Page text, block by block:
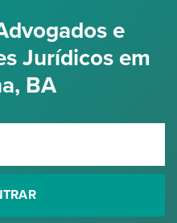
e
Jurídicos em
BA